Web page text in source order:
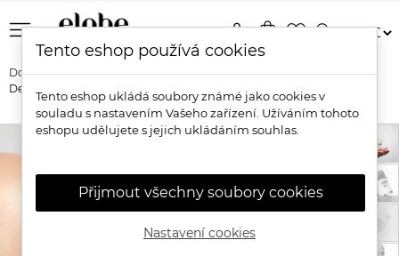
menu shopping_bagfavorite_bordersearch
person
Domů Značky Susanne Kaufmann
Susanne Kaufmann
Deodorant Roll-On
Tento eshop používá cookies
Tento eshop ukládá soubory známé jako cookies v
souladu s nastavením Vašeho zařízení. Užíváním tohoto
eshopu udělujete s jejich ukládáním souhlas.
Přijmout všechny soubory cookies
Nastavení cookies